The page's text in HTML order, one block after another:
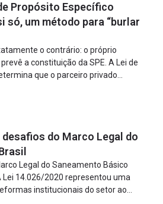
Propósito Específico
só, um método para “burlar
o contrário: o próprio
a constituição da SPE. A Lei de
que o parceiro privado
a suposta “fraude à licitação” é
do Marco Legal do
Legal do Saneamento Básico
Lei 14.026/2020 representou uma
institucionais do setor ao